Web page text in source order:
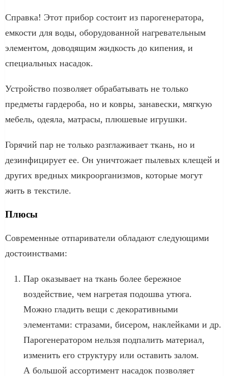
Справка! Этот прибор состоит из парогенератора,
емкости для воды, оборудованной нагревательным
элементом, доводящим жидкость до кипения, и
специальных насадок.
Устройство позволяет обрабатывать не только
предметы гардероба, но и ковры, занавески, мягкую
мебель, одеяла, матрасы, плюшевые игрушки.
Горячий пар не только разглаживает ткань, но и
дезинфицирует ее. Он уничтожает пылевых клещей и
других вредных микроорганизмов, которые могут
жить в текстиле.
Плюсы
Современные отпариватели обладают следующими
достоинствами:
Пар оказывает на ткань более бережное
воздействие, чем нагретая подошва утюга.
Можно гладить вещи с декоративными
элементами: стразами, бисером, наклейками и др.
Парогенератором нельзя подпалить материал,
изменить его структуру или оставить залом.
А большой ассортимент насадок позволяет